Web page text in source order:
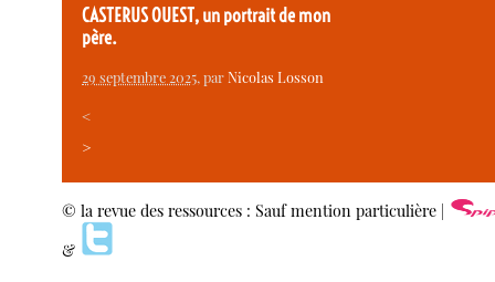
CASTERUS OUEST, un portrait de mon
père.
29 septembre 2025, parNicolas Losson
<
>
© la revue des ressources : Sauf mention particulière |
&